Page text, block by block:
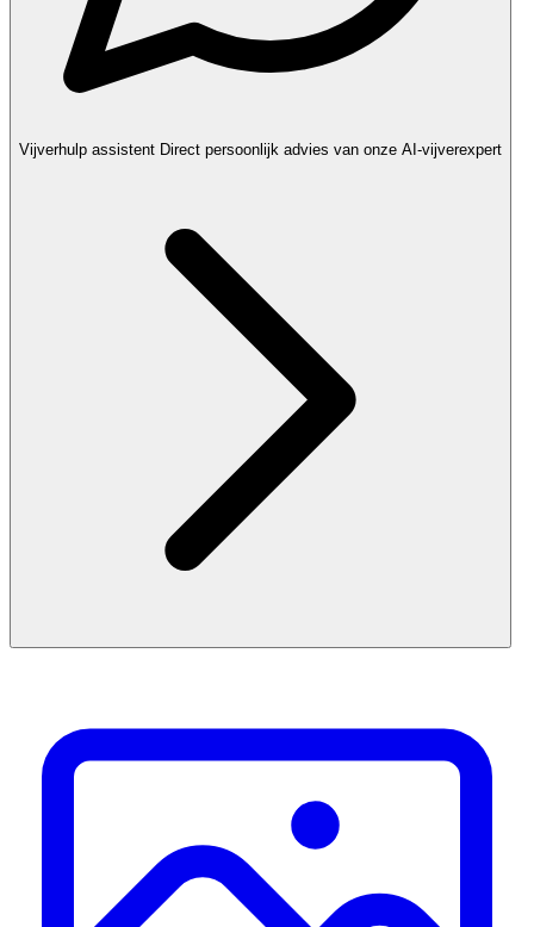
Vijverhulp assistent Direct persoonlijk advies van onze AI-vijverexpert